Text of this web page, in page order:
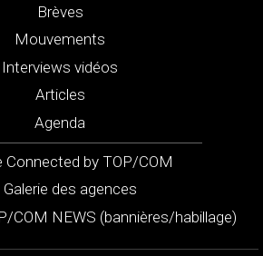
Brèves
Mouvements
Interviews vidéos
Articles
Agenda
Connected by TOP/COM
Galerie des agences
COM NEWS (bannières/habillage)